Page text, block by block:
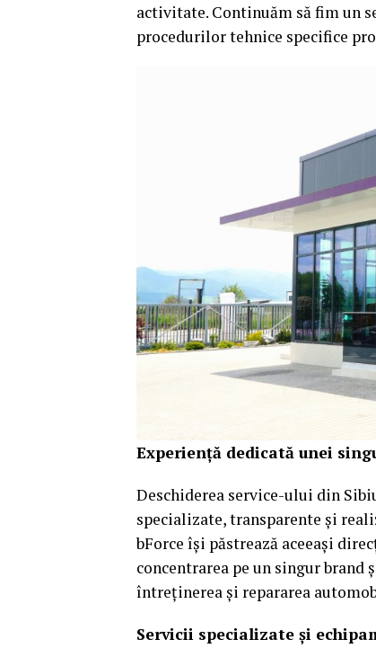
activitate. Continuăm să fim un
procedurilor tehnice specifice
Experiență dedicată unei
Deschiderea service-ului din
specializate, transparente și
bForce își păstrează aceeași
concentrarea pe un singur
întreținerea și repararea
Servicii specializate și